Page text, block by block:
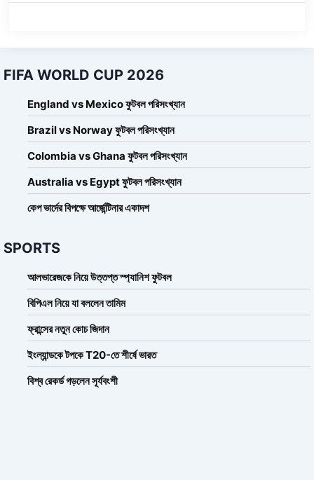
FIFA WORLD CUP 2026
England vs Mexico ফুটবল পরিসংখ্যান
Brazil vs Norway ফুটবল পরিসংখ্যান
Colombia vs Ghana ফুটবল পরিসংখ্যান
Australia vs Egypt ফুটবল পরিসংখ্যান
কেপ ভার্দের বিপক্ষে আর্জেন্টিনার একাদশ
SPORTS
আলভারেজকে নিয়ে উত্তপ্ত স্প্যানিশ ফুটবল
বিপিএল নিয়ে যা বললেন তামিম
ফ্রান্সের নতুন কোচ জিদান
ইংল্যান্ডকে টপকে T20-তে শীর্ষে ভারত
বিশ্ব রেকর্ড গড়লেন সূর্যবংশী